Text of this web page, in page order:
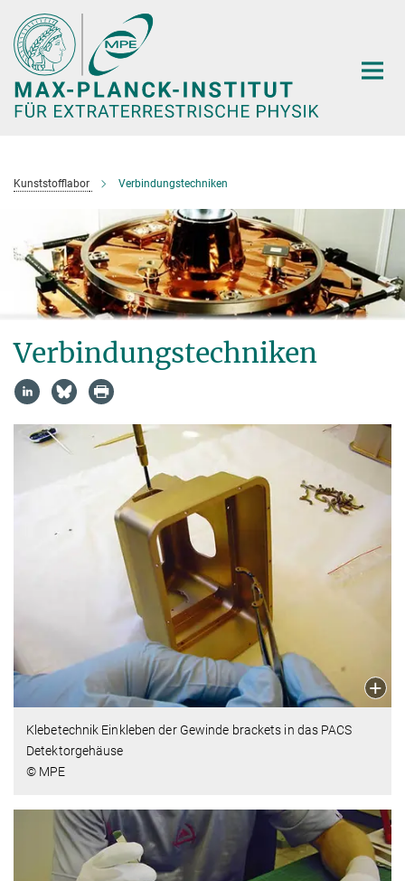
Hauptinhalt
Kunststofflabor Verbindungstechniken
Verbindungstechniken
Klebetechnik Einkleben der Gewinde brackets in das PACS
Detektorgehäuse
© MPE